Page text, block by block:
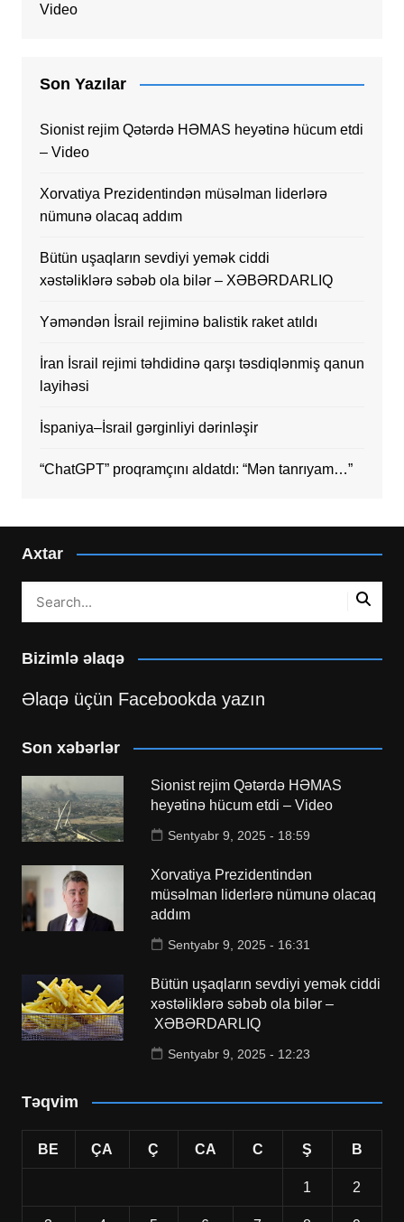
Video
Son Yazılar
Sionist rejim Qətərdə HƏMAS heyətinə hücum etdi
– Video
Xorvatiya Prezidentindən müsəlman liderlərə
nümunə olacaq addım
Bütün uşaqların sevdiyi yemək ciddi
xəstəliklərə səbəb ola bilər – XƏBƏRDARLIQ
Yəməndən İsrail rejiminə balistik raket atıldı
İran İsrail rejimi təhdidinə qarşı təsdiqlənmiş qanun
layihəsi
İspaniya–İsrail gərginliyi dərinləşir
“ChatGPT” proqramçını aldatdı: “Mən tanrıyam…”
Axtar
Bizimlə əlaqə
Əlaqə üçün Facebookda yazın
Son xəbərlər
Sionist rejim Qətərdə HƏMAS
heyətinə hücum etdi – Video
Sentyabr 9, 2025 - 18:59
Xorvatiya Prezidentindən
müsəlman liderlərə nümunə olacaq
addım
Sentyabr 9, 2025 - 16:31
Bütün uşaqların sevdiyi yemək ciddi
xəstəliklərə səbəb ola bilər –
XƏBƏRDARLIQ
Sentyabr 9, 2025 - 12:23
Təqvim
BE ÇA Ç CA C Ş B
1 2